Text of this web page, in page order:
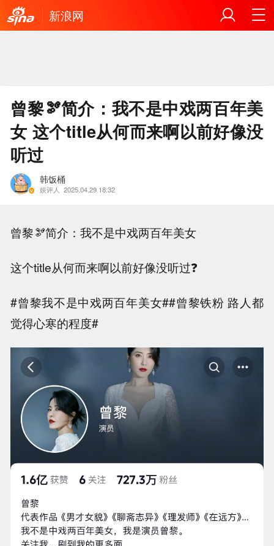
新浪网
曾黎🫘简介：我不是中戏两百年美
女 这个title从何而来啊以前好像没
听过
韩饭桶
娱评人 2025.04.29 18:32
曾黎🫘简介：我不是中戏两百年美女
这个title从何而来啊以前好像没听过❓
#曾黎我不是中戏两百年美女##曾黎铁粉 路人都
觉得心寒的程度#